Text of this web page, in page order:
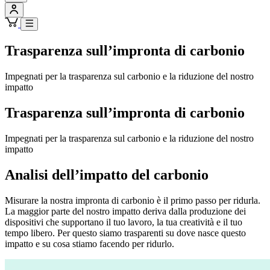
Trasparenza sull’impronta di carbonio
Impegnati per la trasparenza sul carbonio e la riduzione del nostro
impatto
Trasparenza sull’impronta di carbonio
Impegnati per la trasparenza sul carbonio e la riduzione del nostro
impatto
Analisi dell’impatto del carbonio
Misurare la nostra impronta di carbonio è il primo passo per ridurla.
La maggior parte del nostro impatto deriva dalla produzione dei
dispositivi che supportano il tuo lavoro, la tua creatività e il tuo
tempo libero. Per questo siamo trasparenti su dove nasce questo
impatto e su cosa stiamo facendo per ridurlo.